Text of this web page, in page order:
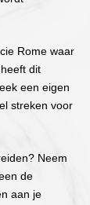
Rome waar
dit
een eigen
streken voor
Neem
de
aan je